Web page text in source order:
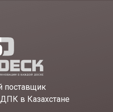
поставщик
в Казахстане